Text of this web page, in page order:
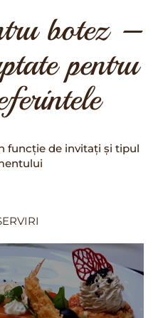
botez –
pentru
funcție de invitați și tipul